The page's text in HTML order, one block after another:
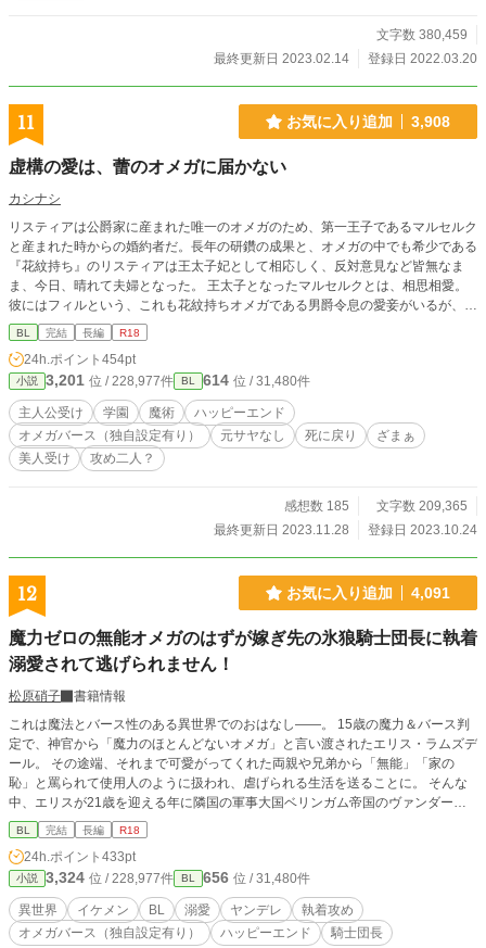
文字数 380,459
最終更新日 2023.02.14
登録日 2022.03.20
11 お気に入り追加 3,908
虚構の愛は、蕾のオメガに届かない
カシナシ
リスティアは公爵家に産まれた唯一のオメガのため、第一王子であるマルセルク
と産まれた時からの婚約者だ。長年の研鑽の成果と、オメガの中でも希少である
『花紋持ち』のリスティアは王太子妃として相応しく、反対意見など皆無なま
ま、今日、晴れて夫婦となった。 王太子となったマルセルクとは、相思相愛。
彼にはフィルという、これも花紋持ちオメガである男爵令息の愛妾がいるが、ア
ルファ性の強い王子には必要な事。 承知の上で結婚した、つもりだった。 初夜
から段々と距離を置かれていく。リスティアは自分に言い聞かせるように奮闘す
るものの、全く効果はなく、追い詰められ、ついには自死してしまう。 やっと
楽になれたと思いきや、目を開ければ学園時代にまで遡っていた――――。 女
性向けHotランキング最高位４位、頂きました。沢山の閲覧、本当にありがとう
ございます！ 第11回BL小説大賞にて7位、そしてなんと優秀賞を頂きました。
たくさんの応援ありがとうございました！ ※旧題：蕾のオメガは貴方など愛し
ている場合じゃない から変更させて頂きました。 ※攻め以外との行為表現あ
おります（独自設定あり） ※エロあっさりめ（多分）
BL 完結 長編 R18
24h.ポイント 454pt
小説 3,201 位 / 228,977件 BL 614 位 / 31,480件
主人公受け 学園 魔術
ハッピーエンド
オメガバース（独自設定有り）
元サヤなし 死に戻り
ざまぁ
美人受け
攻め二人？
感想数 185
文字数 209,365
最終更新日 2023.11.28
登録日 2023.10.24
12 お気に入り追加 4,091
魔力ゼロの無能オメガのはずが嫁ぎ先の氷狼騎士団長に執着
溺愛されて逃げられません！
松原硝子
書籍情報
これは魔法とバース性のある異世界でのおはなし――。 15歳の魔力＆バース判
定で、神官から「魔力のほとんどないオメガ」と言い渡されたエリス・ラムズデ
ール。 その途端、それまで可愛がってくれた両親や兄弟から「無能」「家の
恥」と罵られて使用人のように扱われ、虐げられる生活を送ることに。 そんな
中、エリスが21歳を迎える年に隣国の軍事大国ベリンガム帝国のヴァンダービ
ルト公爵家の令息とアイルズベリー王国のラムズデール家の婚姻の話が持ち上が
る。 だがヴァンダービルト公爵家の令息レヴィはベリンガム帝国の軍事のトッ
プにしてその冷酷さと恐ろしいほどの頭脳から常勝の氷の狼と恐れられる騎士団
長。しかもレヴィは戦場や公的な場でも常に顔をマスクで覆っているため、「傷
で顔が崩れている」「二目と見ることができないほど醜い」という恐ろしい噂の
持ち主だった。 そんな恐ろしい相手に子どもを嫁がせるわけにはいかない。ラ
ムズデール公爵夫妻は無能のオメガであるエリスを差し出すことに決める。
BL 完結 長編 R18
24h.ポイント 433pt
小説 3,324 位 / 228,977件 BL 656 位 / 31,480件
異世界 イケメン BL 溺愛 ヤンデレ
執着攻め
オメガバース（独自設定有り）
ハッピーエンド 騎士団長